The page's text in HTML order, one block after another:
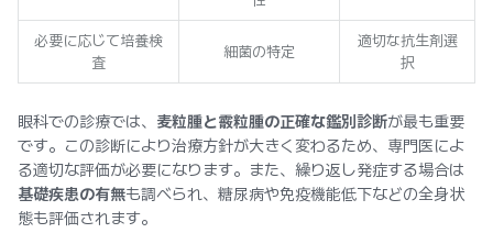
必要に応じて培養検
査
細菌の特定
適切な抗生剤選
択
眼科での診療では、 麦粒腫と霰粒腫の正確な鑑別診断が最も重要
です。この診断により治療方針が大きく変わるため、専門医によ
る適切な評価が必要になります。また、繰り返し発症する場合は
基礎疾患の有無も調べられ、糖尿病や免疫機能低下などの全身状
態も評価されます。